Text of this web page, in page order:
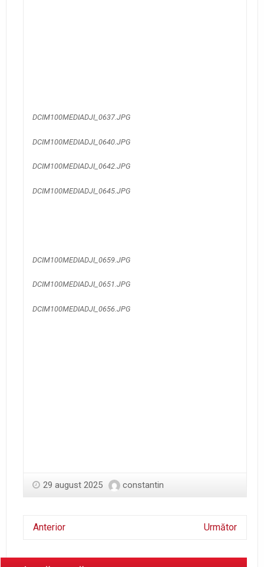
DCIM100MEDIADJI_0637.JPG
DCIM100MEDIADJI_0640.JPG
DCIM100MEDIADJI_0642.JPG
DCIM100MEDIADJI_0645.JPG
DCIM100MEDIADJI_0659.JPG
DCIM100MEDIADJI_0651.JPG
DCIM100MEDIADJI_0656.JPG
29 august 2025 constantin
Anterior Următor